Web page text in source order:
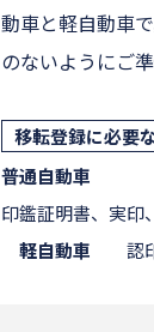
動車と軽自動車
のないようにご
移転登録に必要
普通自動車
印鑑証明書、実印
軽自動車
認